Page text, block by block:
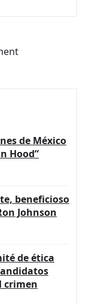
de México
Hood”
beneficioso
Johnson
de ética
crimen